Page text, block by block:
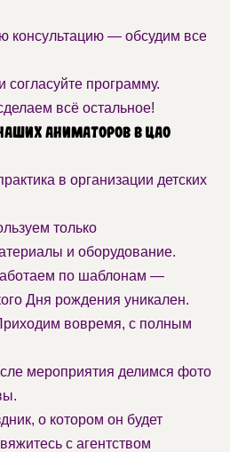
консультацию — обсудим все
программу.
всё остальное!
аниматоров в ЦАО
в организации детских
только
и оборудование.
по шаблонам —
Дня рождения уникален.
вовремя, с полным
мероприятия делимся фото
о котором он будет
с агентством